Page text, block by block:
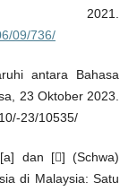
2021.
09/736/
antara Bahasa
23 Oktober 2023.
23/10535/
dan [] (Schwa)
di Malaysia: Satu